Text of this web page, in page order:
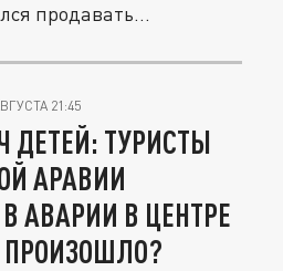
продавать...
21:45
ДЕТЕЙ: ТУРИСТЫ
АРАВИИ
АВАРИИ В ЦЕНТРЕ